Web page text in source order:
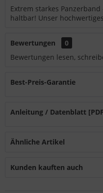
Extrem starkes
haltbar! Unser
Bewertungen
0
Bewertungen lesen,
Best-Preis-Garantie
Anleitung / Datenblatt
Ähnliche Artikel
Kunden kauften auch